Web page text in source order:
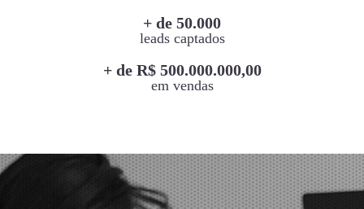
+ de 50.000
leads captados
+ de R$ 500.000.000,00
em vendas